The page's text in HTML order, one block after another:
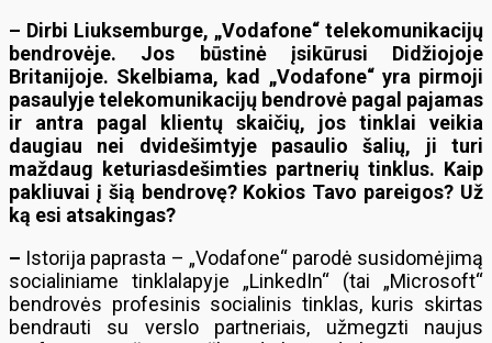
– Dirbi Liuksemburge, „Vodafone“ telekomunikacijų
bendrovėje. Jos būstinė įsikūrusi Didžiojoje
Britanijoje. Skelbiama, kad „Vodafone“ yra pirmoji
pasaulyje telekomunikacijų bendrovė pagal pajamas
ir antra pagal klientų skaičių, jos tinklai veikia
daugiau nei dvidešimtyje pasaulio šalių, ji turi
maždaug keturiasdešimties partnerių tinklus. Kaip
pakliuvai į šią bendrovę? Kokios Tavo pareigos? Už
ką esi atsakingas?
– Istorija paprasta – „Vodafone“ parodė susidomėjimą
socialiniame tinklalapyje „LinkedIn“ (tai „Microsoft“
bendrovės profesinis socialinis tinklas, kuris skirtas
bendrauti su verslo partneriais, užmegzti naujus